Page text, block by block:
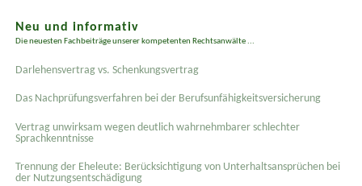
Neu und informativ
Die neuesten Fachbeiträge unserer kompetenten Rechtsanwälte ...
Darlehensvertrag vs. Schenkungsvertrag
Das Nachprüfungsverfahren bei der Berufsunfähigkeitsversicherung
Vertrag unwirksam wegen deutlich wahrnehmbarer schlechter
Sprachkenntnisse
Trennung der Eheleute: Berücksichtigung von Unterhaltsansprüchen bei
der Nutzungsentschädigung